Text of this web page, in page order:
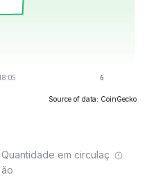
Source of data: CoinGecko
Quantidade em circulaç
ão